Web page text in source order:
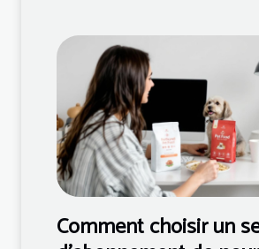
Comment choisir un